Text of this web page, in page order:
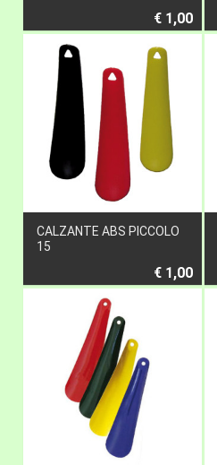
€ 1,00
CALZANTE ABS PICCOLO
15
€ 1,00